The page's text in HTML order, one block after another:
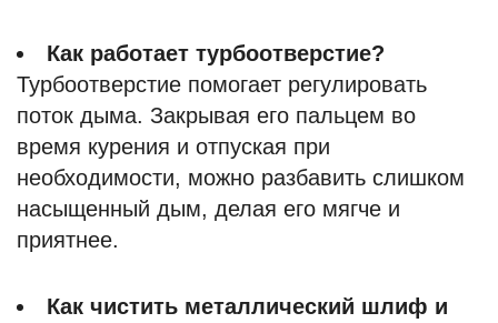
Как работает турбоотверстие?
Турбоотверстие помогает регулировать
поток дыма. Закрывая его пальцем во
время курения и отпуская при
необходимости, можно разбавить слишком
насыщенный дым, делая его мягче и
приятнее.
Как чистить металлический шлиф и